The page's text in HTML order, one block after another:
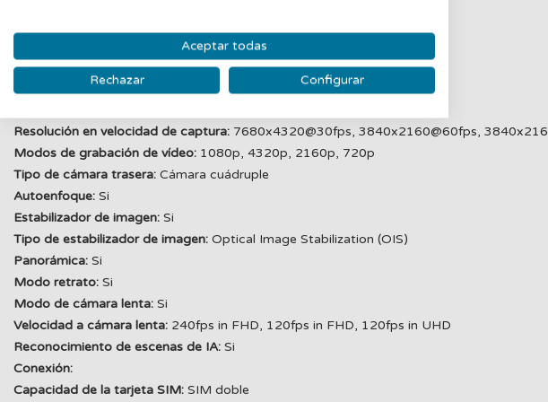
Tipo de flash:LED
Resolución de captura de video:
4320 x 7680 Pixeles
Resolución en velocidad de captura: 7680x4320@30fps, 3840x2160@60fps,
Modos de grabación de vídeo: 1080p, 4320p, 2160p, 720p
Tipo de cámara trasera: Cámara cuádruple
Autoenfoque: Si
Estabilizador de imagen: Si
Tipo de estabilizador de imagen: Optical Image Stabilization (OIS)
Panorámica: Si
Modo retrato: Si
Modo de cámara lenta: Si
Velocidad a cámara lenta: 240fps in FHD, 120fps in FHD, 120fps in UHD
Reconocimiento de escenas de IA: Si
Conexión:
Capacidad de la tarjeta SIM: SIM doble
Aceptar todas
Rechazar Configurar